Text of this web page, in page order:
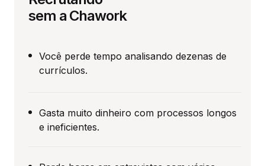
sem a Chawork
Você perde tempo analisando dezenas de
currículos.
Gasta muito dinheiro com processos longos
e ineficientes.